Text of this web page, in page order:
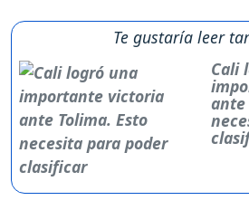
Te gustaría leer
Cali
ante